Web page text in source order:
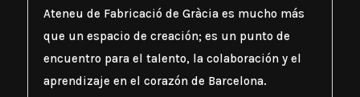
Ateneu de Fabricació de Gràcia es mucho más
que un espacio de creación; es un punto de
encuentro para el talento, la colaboración y el
aprendizaje en el corazón de Barcelona.